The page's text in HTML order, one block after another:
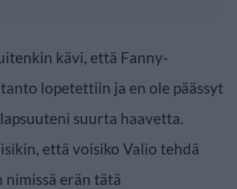
kävi, että Fanny-
lopetettiin ja en ole päässyt
suurta haavetta.
että voisiko Valio tehdä
nimissä erän tätä